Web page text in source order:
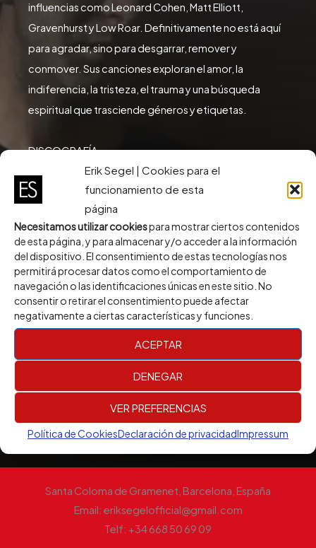
Erik Segel | Cookies para el
funcionamiento de esta
página
Necesitamos utilizar cookiespara mostrar ciertos contenidos
de esta página, y para almacenar y/o acceder a la información
del dispositivo. El consentimiento de estas tecnologías nos
permitirá procesar datos como el comportamiento de
navegación o las identificaciones únicas en este sitio. No
consentir o retirar el consentimiento puede afectar
negativamente a ciertas características y funciones.
ACEPTAR
DENEGAR
VER PREFERENCIAS
Política de CookiesDeclaración de privacidadImpressum
influencias como Leonard Cohen, Matt Elliott,
Gravenhurst y Low Roar. Definitivamente no está aquí
para agradar, sino para desgarrar, remover y
conmover. Sus canciones exploran el amor, la
indiferencia, la tristeza, el trauma y una búsqueda
espiritual que trasciende géneros y etiquetas.
DISCOGRAFÍA
One-Night Marriage(2019)– El vínculo efímero que lo
cambia todo
Has Its Dark(2021)
tiene su sombra
•Blue Hour (2025)– Cuando la noche y el día se
difuminan, y surge la verdad desnuda
Además de la música, Erik también ha dejado su huella
destino final: la música abrazando la tristeza y
convirtiéndola en belleza. Baja todos los escudos y
Santa Coloma de Gramenet, Barcelona, España
Email: eriksegelofficial@gmail.com
Telf: +34 668 50 69 09